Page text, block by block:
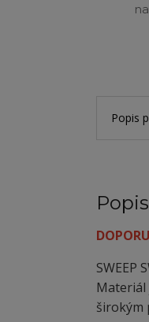
Popis
SWEEP
Materiál
širokým